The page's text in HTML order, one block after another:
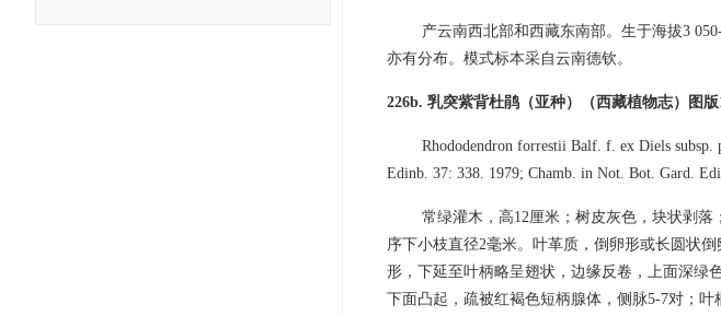
产云南西北部和西藏东南部。生于海拔3
亦有分布。模式标本采自云南德钦。
226b. 乳突紫背杜鹃（亚种）（西藏植物志）图版
Rhododendron forrestii Balf. f. ex Diels
Edinb. 37: 338. 1979; Chamb. in Not. Bot. Gard.
常绿灌木，高12厘米；树皮灰色，块状剥
序下小枝直径2毫米。叶革质，倒卵形或长圆状
形，下延至叶柄略呈翅状，边缘反卷，上面深绿
下面凸起，疏被红褐色短柄腺体，侧脉5-7对；